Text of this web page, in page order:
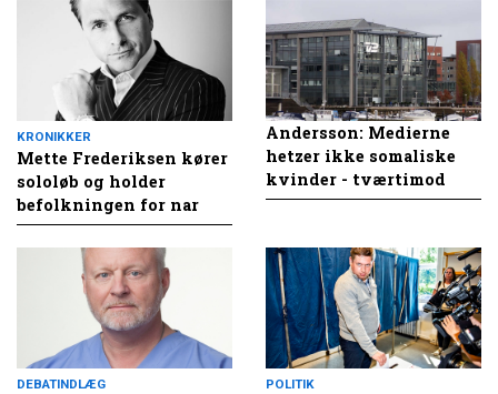
KRONIKKER
Mette Frederiksen kører
sololøb og holder
befolkningen for nar
Andersson: Medierne
hetzer ikke somaliske
kvinder - tværtimod
DEBATINDLÆG POLITIK